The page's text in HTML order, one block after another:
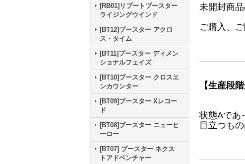
[RB01]リブートブースター
ライジングウインド
[BT12]ブースター アクロ
ス・タイム
[BT11]ブースター ディメン
ショナルフェイズ
[BT10]ブースター クロスエ
ンカウンター
[BT09]ブースター Xレコー
ド
[BT08]ブースター ニューヒ
ーロー
[BT07] ブースター ネクス
トアドベンチャー
未開封商
ご購入、
【生産段
状態Aであ
目立つも